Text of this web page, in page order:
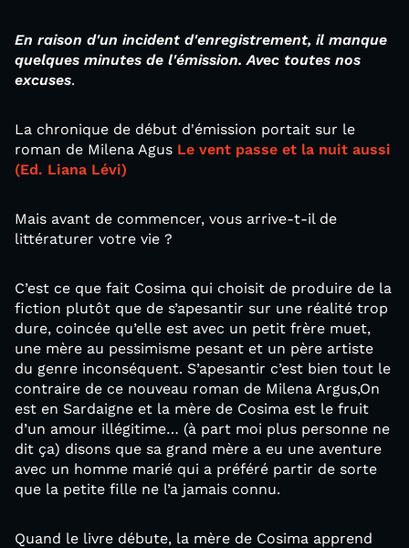
En raison d'un incident d'enregistrement, il manque
quelques minutes de l'émission. Avec toutes nos
excuses.
La chronique de début d'émission portait sur le
roman de Milena Agus Le vent passe et la nuit aussi
(Ed. Liana Lévi)
Mais avant de commencer, vous arrive-t-il de
littératurer votre vie ?
C’est ce que fait Cosima qui choisit de produire de la
fiction plutôt que de s’apesantir sur une réalité trop
dure, coincée qu’elle est avec un petit frère muet,
une mère au pessimisme pesant et un père artiste
du genre inconséquent. S’apesantir c’est bien tout le
contraire de ce nouveau roman de Milena Argus,On
est en Sardaigne et la mère de Cosima est le fruit
d’un amour illégitime… (à part moi plus personne ne
dit ça) disons que sa grand mère a eu une aventure
avec un homme marié qui a préféré partir de sorte
que la petite fille ne l’a jamais connu.
Quand le livre débute, la mère de Cosima apprend